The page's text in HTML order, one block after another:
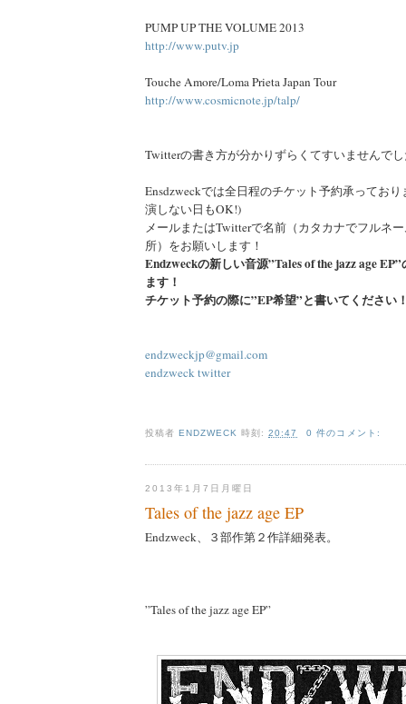
PUMP UP THE VOLUME 2013
http://www.putv.jp
Touche Amore/Loma Prieta Japan Tour
http://www.cosmicnote.jp/talp/
Twitterの書き方が分かりずらくてすいませんで
Ensdzweckでは全日程のチケット予約承ってお
演しない日もOK!)
メールまたはTwitterで名前（カタカナでフルネ
所）をお願いします！
Endzweckの新しい音源”Tales of the jazz age
ます！
チケット予約の際に”EP希望”と書いてください
endzweckjp@gmail.com
endzweck twitter
投稿者ENDZWECK 時刻:20:47 0 件のコメント:
2013年1月7日月曜日
Tales of the jazz age EP
Endzweck、３部作第２作詳細発表。
”Tales of the jazz age EP”